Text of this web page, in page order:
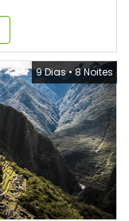
9 Dias•8 Noites